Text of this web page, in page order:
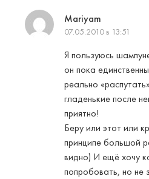
Mariyam
07.05.2010 в 13:51
Я пользуюсь
он пока
реально
гладенькие после
приятно!
Беру или этот или
принципе большой
видно) И ещё хочу
попробовать, но не